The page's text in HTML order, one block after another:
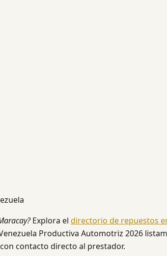
Explora el directorio de repuestos
Productiva Automotriz 2026
contacto directo al prestador.